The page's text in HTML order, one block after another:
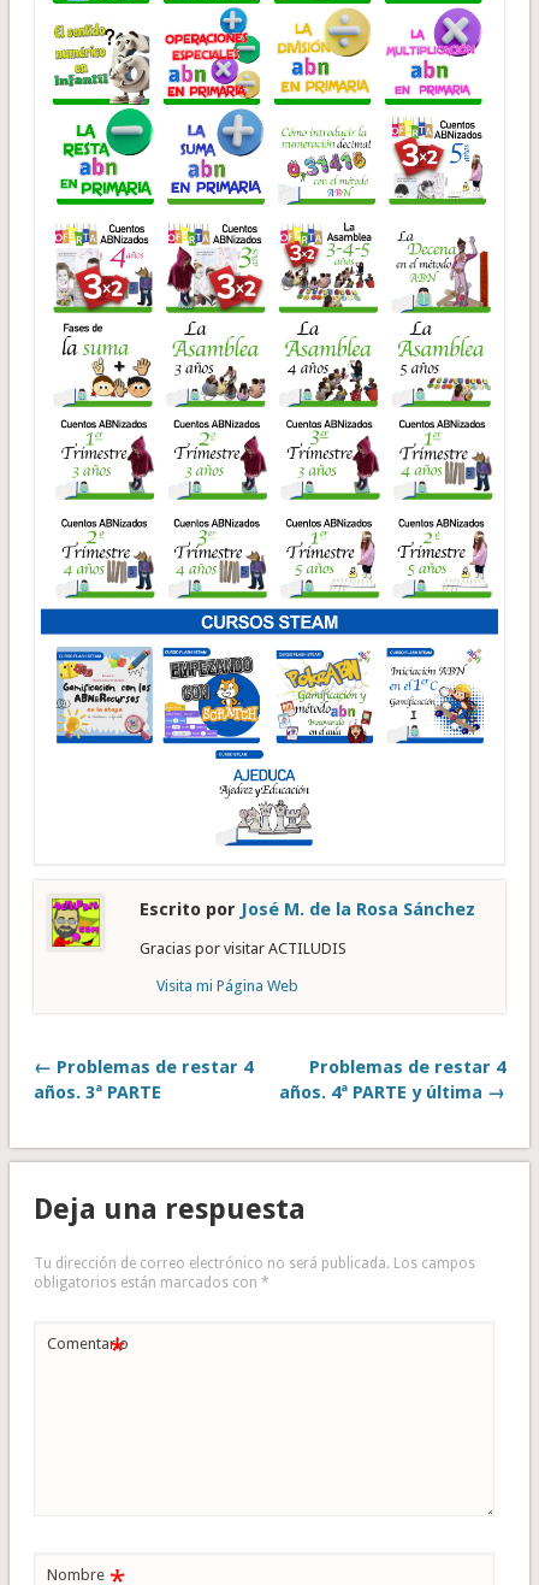
Escrito por José M. de la Rosa Sánchez
Gracias por visitar ACTILUDIS
Visita mi Página Web
← Problemas de restar 4
años. 3ª PARTE
Problemas de restar 4
años. 4ª PARTE y última →
Deja una respuesta
Tu dirección de correo electrónico no será publicada. Los campos
obligatorios están marcados con *
Comentario
*
Nombre